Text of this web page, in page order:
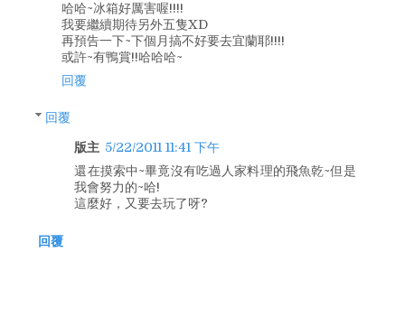
哈哈~冰箱好厲害喔!!!!
我要繼續期待另外五隻XD
再預告一下~下個月搞不好要去宜蘭耶!!!!
或許~有鴨賞!!哈哈哈~
回覆
回覆
版主 5/22/2011 11:41 下午
還在摸索中~畢竟沒有吃過人家料理的飛魚乾~但是
我會努力的~哈!
這麼好，又要去玩了呀?
回覆